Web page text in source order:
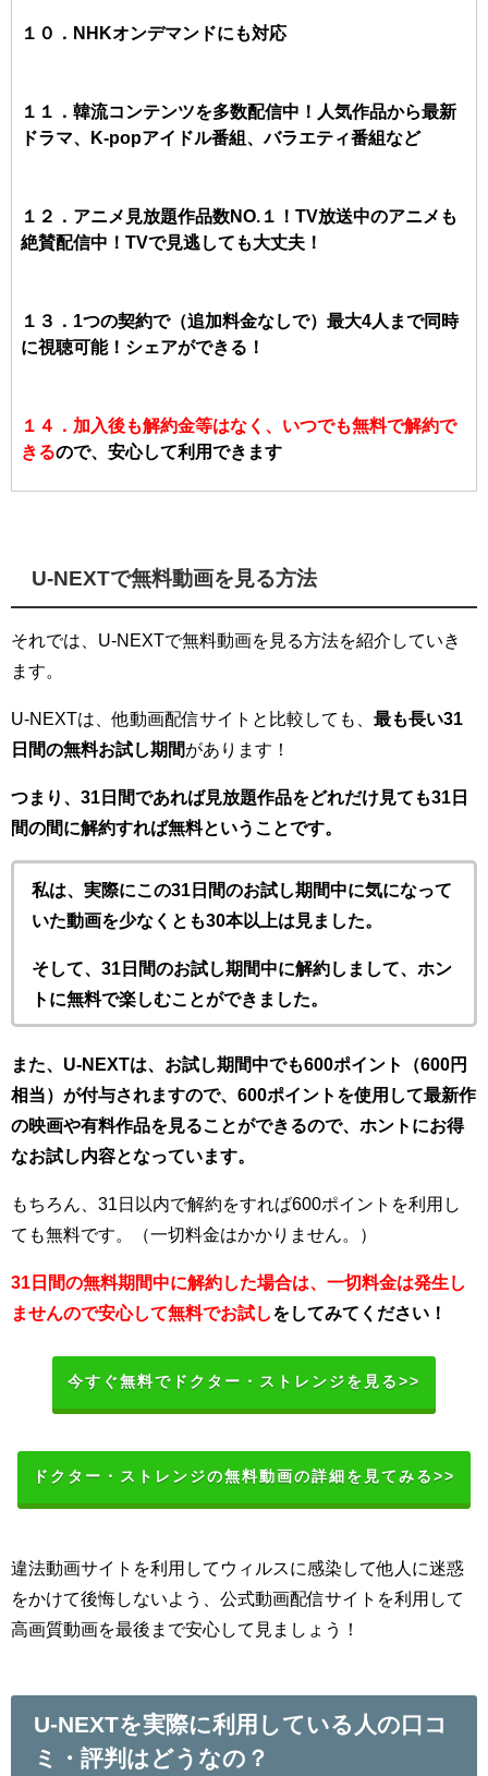
１０．NHKオンデマンドにも対応
１１．韓流コンテンツを多数配信中！人気作品から最新
ドラマ、K-popアイドル番組、バラエティ番組など
１２．アニメ見放題作品数NO.１！TV放送中のアニメも
絶賛配信中！TVで見逃しても大丈夫！
１３．1つの契約で（追加料金なしで）最大4人まで同時
に視聴可能！シェアができる！
１４．加入後も解約金等はなく、いつでも無料で解約で
きるので、安心して利用できます
U-NEXTで無料動画を見る方法
それでは、U-NEXTで無料動画を見る方法を紹介していき
ます。
U-NEXTは、他動画配信サイトと比較しても、 最も長い31
日間の無料お試し期間があります！
つまり、31日間であれば見放題作品をどれだけ見ても31日
間の間に解約すれば無料ということです。
私は、実際にこの31日間のお試し期間中に気になって
いた動画を少なくとも30本以上は見ました。
そして、31日間のお試し期間中に解約しまして、ホン
トに無料で楽しむことができました。
また、U-NEXTは、お試し期間中でも600ポイント（600円
相当）が付与されますので、600ポイントを使用して最新作
の映画や有料作品を見ることができるので、ホントにお得
なお試し内容となっています。
もちろん、31日以内で解約をすれば600ポイントを利用し
ても無料です。（一切料金はかかりません。）
31日間の無料期間中に解約した場合は、一切料金は発生し
ませんので安心して無料でお試しをしてみてください！
今すぐ無料でドクター・ストレンジを見る>>
ドクター・ストレンジの無料動画の詳細を見てみる>>
違法動画サイトを利用してウィルスに感染して他人に迷惑
をかけて後悔しないよう、公式動画配信サイトを利用して
高画質動画を最後まで安心して見ましょう！
U-NEXTを実際に利用している人の口コ
ミ・評判はどうなの？